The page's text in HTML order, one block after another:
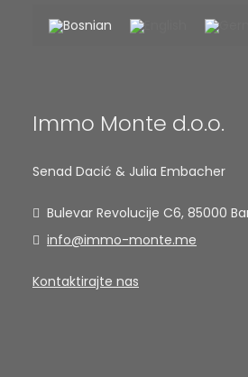
Immo Monte d.o.o.
Senad Dacić & Julia Embacher
Bulevar Revolucije C6, 85000
info@immo-monte.me
Kontaktirajte nas